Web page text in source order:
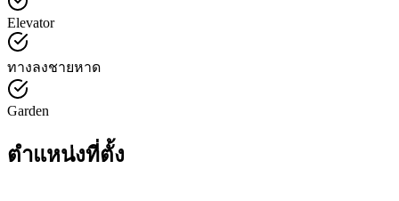
Elevator
ทางลงชายหาด
Garden
ตำแหน่งที่ตั้ง